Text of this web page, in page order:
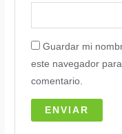
Guardar mi
este navegador
comentario.